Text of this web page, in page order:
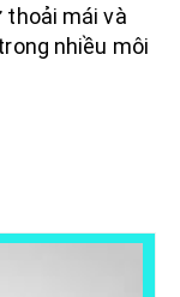
mái và
nhiều môi